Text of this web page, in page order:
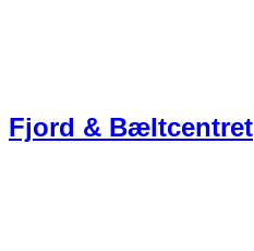
Fjord & Bæltcentret